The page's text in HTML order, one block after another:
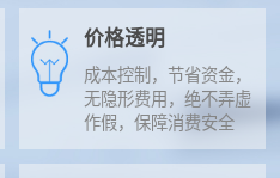
价格透明
成本控制，节省资金，
无隐形费用，绝不弄虚
作假，保障消费安全